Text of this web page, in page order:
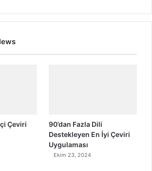
Çeviri
90’dan Fazla Dili
Destekleyen En İyi Çeviri
Uygulaması
Ekim 23, 2024